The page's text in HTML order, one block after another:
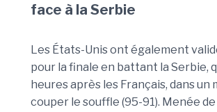
face à la Serbie
Les États-Unis ont également
pour la finale en battant la Serbie,
heures après les Français, dans un
couper le souffle (95-91). Menée